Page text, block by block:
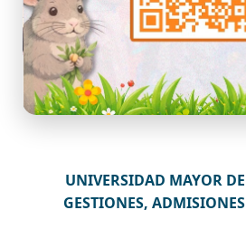
UNIVERSIDAD MAYOR
GESTIONES,